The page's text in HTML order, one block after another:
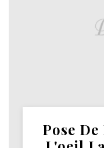
Pose